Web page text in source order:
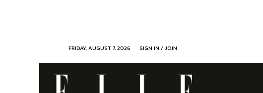
FRIDAY, AUGUST 7, 2026 SIGN IN / JOIN